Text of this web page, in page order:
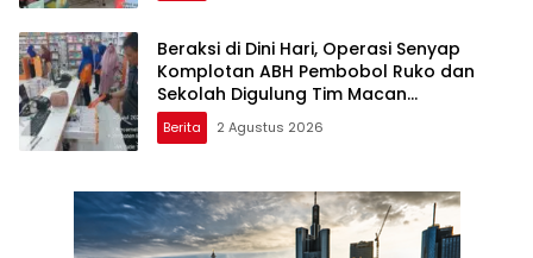
Beraksi di Dini Hari, Operasi Senyap
Komplotan ABH Pembobol Ruko dan
Sekolah Digulung Tim Macan
Blambangan
Berita 2 Agustus 2026